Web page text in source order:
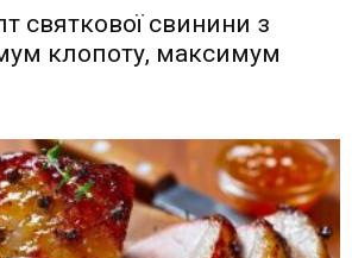
святкової свинини з
клопоту, максимум